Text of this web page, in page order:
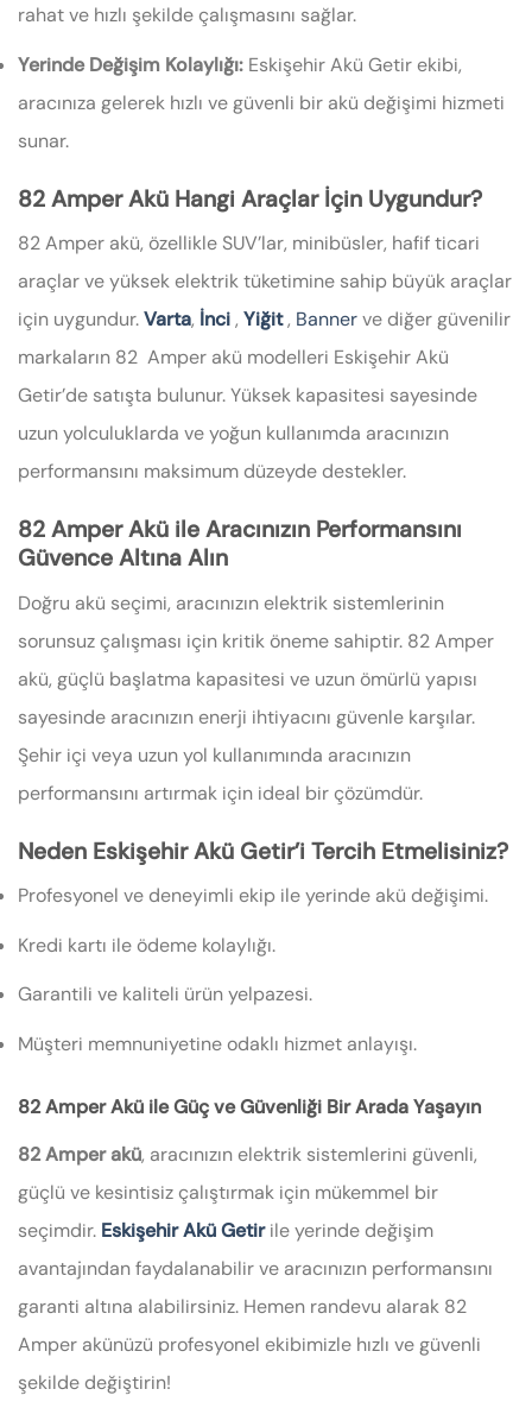
rahat ve hızlı şekilde çalışmasını sağlar.
Yerinde Değişim Kolaylığı: Eskişehir Akü Getir ekibi,
aracınıza gelerek hızlı ve güvenli bir akü değişimi hizmeti
sunar.
82 Amper Akü Hangi Araçlar İçin Uygundur?
82 Amper akü, özellikle SUV’lar, minibüsler, hafif ticari
araçlar ve yüksek elektrik tüketimine sahip büyük araçlar
için uygundur.Varta, İnci, Yiğit, Bannerve diğer güvenilir
markaların 82 Amper akü modelleri Eskişehir Akü
Getir’de satışta bulunur. Yüksek kapasitesi sayesinde
uzun yolculuklarda ve yoğun kullanımda aracınızın
performansını maksimum düzeyde destekler.
82 Amper Akü ile Aracınızın Performansını
Güvence Altına Alın
Doğru akü seçimi, aracınızın elektrik sistemlerinin
sorunsuz çalışması için kritik öneme sahiptir. 82 Amper
akü, güçlü başlatma kapasitesi ve uzun ömürlü yapısı
sayesinde aracınızın enerji ihtiyacını güvenle karşılar.
Şehir içi veya uzun yol kullanımında aracınızın
performansını artırmak için ideal bir çözümdür.
Neden Eskişehir Akü Getir’i Tercih Etmelisiniz?
Profesyonel ve deneyimli ekip ile yerinde akü değişimi.
Kredi kartı ile ödeme kolaylığı.
Garantili ve kaliteli ürün yelpazesi.
Müşteri memnuniyetine odaklı hizmet anlayışı.
82 Amper Akü ile Güç ve Güvenliği Bir Arada Yaşayın
82 Amper akü, aracınızın elektrik sistemlerini güvenli,
güçlü ve kesintisiz çalıştırmak için mükemmel bir
seçimdir. Eskişehir Akü Getirile yerinde değişim
avantajından faydalanabilir ve aracınızın performansını
garanti altına alabilirsiniz. Hemen randevu alarak 82
Amper akünüzü profesyonel ekibimizle hızlı ve güvenli
şekilde değiştirin!